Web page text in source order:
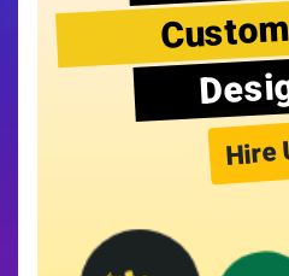
Hire